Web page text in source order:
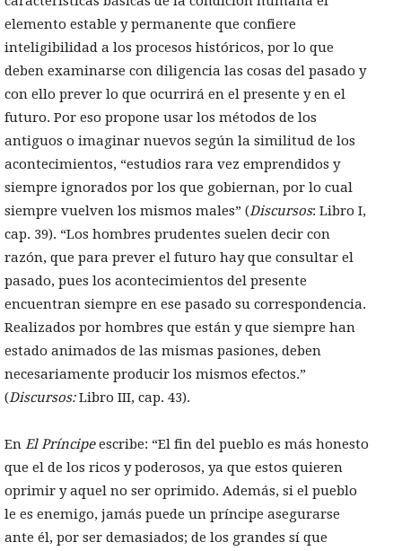
elemento estable y permanente que confiere
inteligibilidad a los procesos históricos, por lo que
deben examinarse con diligencia las cosas del pasado y
con ello prever lo que ocurrirá en el presente y en el
futuro. Por eso propone usar los métodos de los
antiguos o imaginar nuevos según la similitud de los
acontecimientos, “estudios rara vez emprendidos y
siempre ignorados por los que gobiernan, por lo cual
siempre vuelven los mismos males” (Discursos: Libro I,
cap. 39). “Los hombres prudentes suelen decir con
razón, que para prever el futuro hay que consultar el
pasado, pues los acontecimientos del presente
encuentran siempre en ese pasado su correspondencia.
Realizados por hombres que están y que siempre han
estado animados de las mismas pasiones, deben
necesariamente producir los mismos efectos.”
(Discursos:Libro III, cap. 43).
En El Príncipeescribe: “El fin del pueblo es más honesto
que el de los ricos y poderosos, ya que estos quieren
oprimir y aquel no ser oprimido. Además, si el pueblo
le es enemigo, jamás puede un príncipe asegurarse
ante él, por ser demasiados; de los grandes sí que